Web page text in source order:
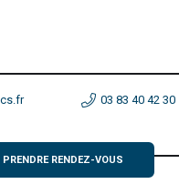
03 83 40 42 30
PRENDRE RENDEZ-VOUS